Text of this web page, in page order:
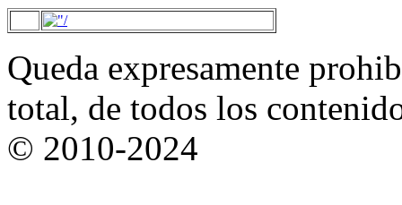
Queda expresamente
total, de todos los
© 2010-2024